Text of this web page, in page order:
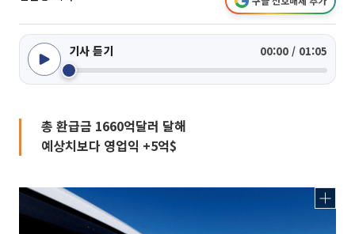
기사 듣기 00:00 / 01:05
총 환급금 1660억달러 달해
예상치보다 영업익 +5억$